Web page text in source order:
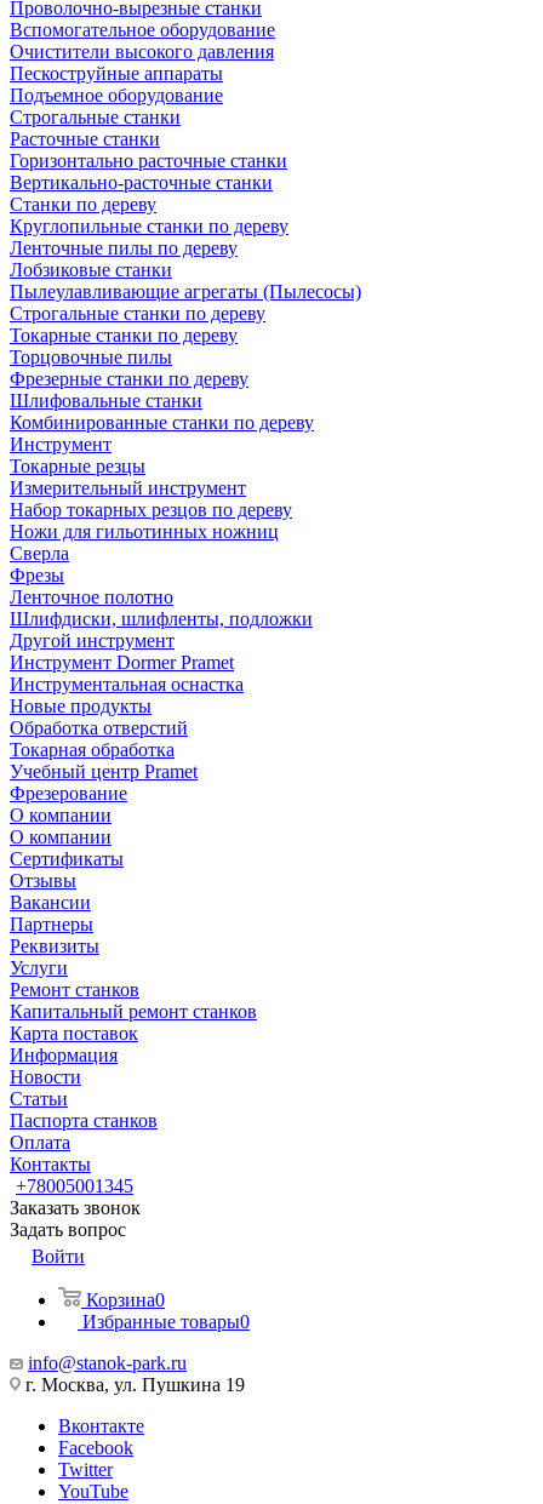
Проволочно-вырезные станки
Вспомогательное оборудование
Очистители высокого давления
Пескоструйные аппараты
Подъемное оборудование
Строгальные станки
Расточные станки
Горизонтально расточные станки
Вертикально-расточные станки
Станки по дереву
Круглопильные станки по дереву
Ленточные пилы по дереву
Лобзиковые станки
Пылеулавливающие агрегаты (Пылесосы)
Строгальные станки по дереву
Токарные станки по дереву
Торцовочные пилы
Фрезерные станки по дереву
Шлифовальные станки
Комбинированные станки по дереву
Инструмент
Токарные резцы
Измерительный инструмент
Набор токарных резцов по дереву
Ножи для гильотинных ножниц
Сверла
Фрезы
Ленточное полотно
Шлифдиски, шлифленты, подложки
Другой инструмент
Инструмент Dormer Pramet
Инструментальная оснастка
Новые продукты
Обработка отверстий
Токарная обработка
Учебный центр Pramet
Фрезерование
О компании
О компании
Сертификаты
Отзывы
Вакансии
Партнеры
Реквизиты
Услуги
Ремонт станков
Капитальный ремонт станков
Карта поставок
Информация
Новости
Статьи
Паспорта станков
Оплата
Контакты
+78005001345
Заказать звонок
Задать вопрос
Войти
Корзина0
Избранные товары0
info@stanok-park.ru
г. Москва, ул. Пушкина 19
Вконтакте
Facebook
Twitter
YouTube